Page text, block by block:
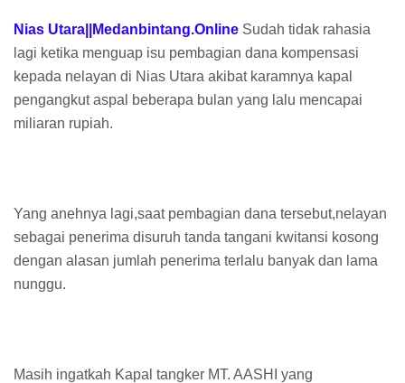
Nias Utara||Medanbintang.Online Sudah tidak rahasia
lagi ketika menguap isu pembagian dana kompensasi
kepada nelayan di Nias Utara akibat karamnya kapal
pengangkut aspal beberapa bulan yang lalu mencapai
miliaran rupiah.
Yang anehnya lagi,saat pembagian dana tersebut,nelayan
sebagai penerima disuruh tanda tangani kwitansi kosong
dengan alasan jumlah penerima terlalu banyak dan lama
nunggu.
Masih ingatkah Kapal tangker MT. AASHI yang